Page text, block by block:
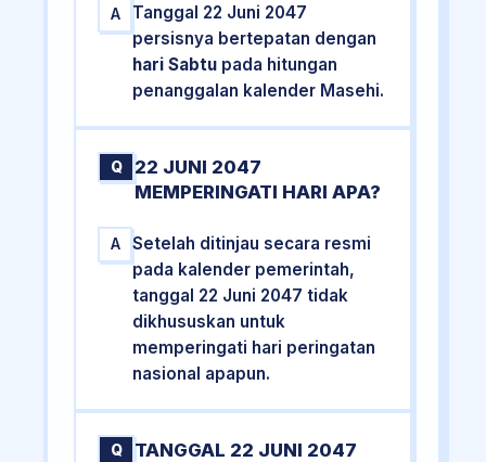
A
Tanggal 22 Juni 2047
persisnya bertepatan dengan
hari Sabtu pada hitungan
penanggalan kalender Masehi.
Q
22 JUNI 2047
MEMPERINGATI HARI APA?
A
Setelah ditinjau secara resmi
pada kalender pemerintah,
tanggal 22 Juni 2047 tidak
dikhususkan untuk
memperingati hari peringatan
nasional apapun.
Q
TANGGAL 22 JUNI 2047